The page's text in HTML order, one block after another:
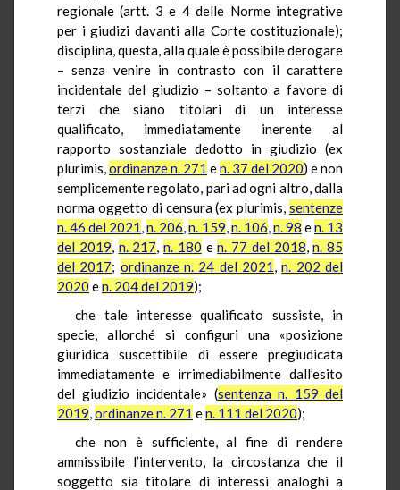
regionale (artt. 3 e 4 delle Norme integrative
per i giudizi davanti alla Corte costituzionale);
disciplina, questa, alla quale è possibile derogare
– senza venire in contrasto con il carattere
incidentale del giudizio – soltanto a favore di
terzi che siano titolari di un interesse
qualificato, immediatamente inerente al
rapporto sostanziale dedotto in giudizio (ex
plurimis,ordinanze n. 271 en. 37 del 2020) e non
semplicemente regolato, pari ad ogni altro, dalla
norma oggetto di censura (ex plurimis, sentenze
n. 46 del 2021,n. 206,n. 159,n. 106,n. 98 en. 13
del 2019, n. 217, n. 180 en. 77 del 2018,n. 85
del 2017; ordinanze n. 24 del 2021,n. 202 del
2020 en. 204 del 2019);
che tale interesse qualificato sussiste, in
specie, allorché si configuri una «posizione
giuridica suscettibile di essere pregiudicata
immediatamente e irrimediabilmente dall’esito
del giudizio incidentale» (sentenza n. 159 del
2019,ordinanze n. 271 en. 111 del 2020);
che non è sufficiente, al fine di rendere
ammissibile l’intervento, la circostanza che il
soggetto sia titolare di interessi analoghi a